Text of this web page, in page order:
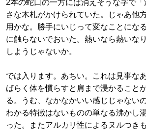
2本の蛇口の一方には消えそうな字で
さな木札がかけられていた。じゃあ他
用かな。勝手にいじって変なことにな
に触らないでおいた。熱いなら熱いな
しようじゃないか。
では入ります。あちい。これは見事な
ばらく体を慣らすと肩まで浸かること
る。うむ、なかなかいい感じじゃない
わかる特徴はないものの単なる沸かし
った。またアルカリ性によるヌルつき